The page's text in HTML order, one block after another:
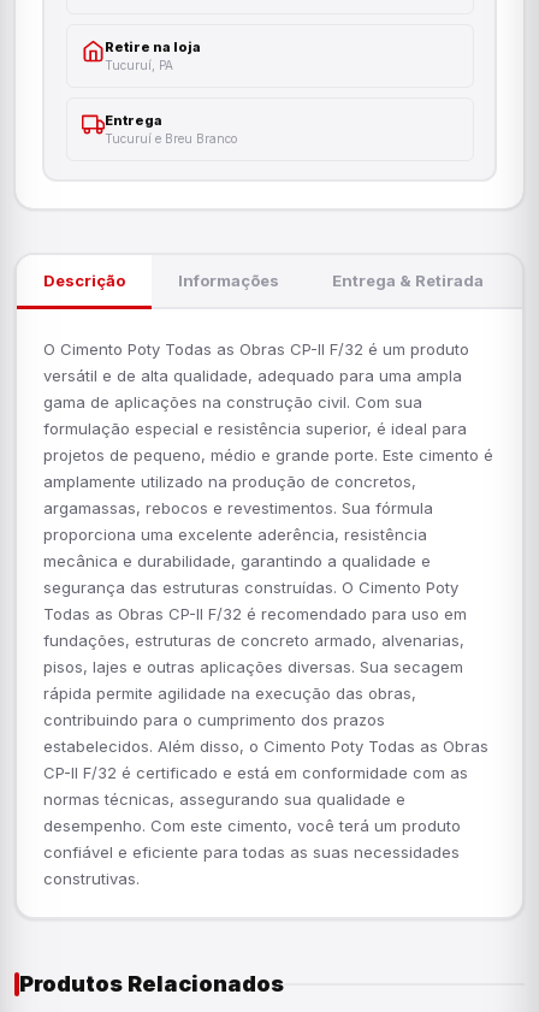
Retire na loja
Tucuruí, PA
Entrega
Tucuruí e Breu Branco
Descrição Informações Entrega & Retirada
O Cimento Poty Todas as Obras CP-II F/32 é um produto
versátil e de alta qualidade, adequado para uma ampla
gama de aplicações na construção civil. Com sua
formulação especial e resistência superior, é ideal para
projetos de pequeno, médio e grande porte. Este cimento é
amplamente utilizado na produção de concretos,
argamassas, rebocos e revestimentos. Sua fórmula
proporciona uma excelente aderência, resistência
mecânica e durabilidade, garantindo a qualidade e
segurança das estruturas construídas. O Cimento Poty
Todas as Obras CP-II F/32 é recomendado para uso em
fundações, estruturas de concreto armado, alvenarias,
pisos, lajes e outras aplicações diversas. Sua secagem
rápida permite agilidade na execução das obras,
contribuindo para o cumprimento dos prazos
estabelecidos. Além disso, o Cimento Poty Todas as Obras
CP-II F/32 é certificado e está em conformidade com as
normas técnicas, assegurando sua qualidade e
desempenho. Com este cimento, você terá um produto
confiável e eficiente para todas as suas necessidades
construtivas.
Produtos Relacionados